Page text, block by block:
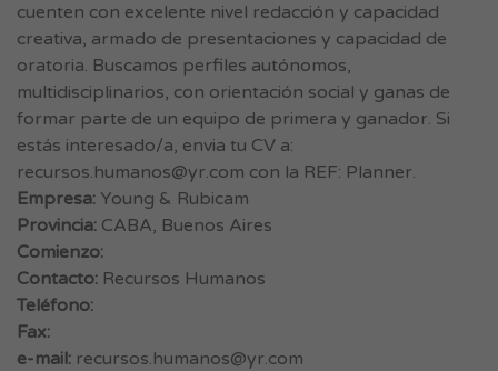
cuenten con excelente nivel redacción y capacidad
creativa, armado de presentaciones y capacidad de
oratoria. Buscamos perfiles autónomos,
multidisciplinarios, con orientación social y ganas de
formar parte de un equipo de primera y ganador. Si
estás interesado/a, envia tu CV a:
recursos.humanos@yr.com con la REF: Planner.
Empresa: Young & Rubicam
Provincia: CABA, Buenos Aires
Comienzo:
Contacto: Recursos Humanos
Teléfono:
Fax:
e-mail: recursos.humanos@yr.com